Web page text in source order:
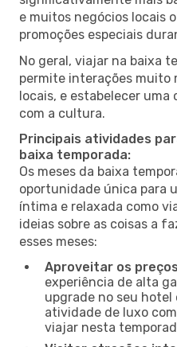
e muitos negócios locais
promoções especiais
No geral, viajar na baixa
permite interações muito
locais, e estabelecer
com a cultura.
Principais atividades
baixa temporada:
Os meses da baixa
oportunidade única para
íntima e relaxada como
ideias sobre as coisas a
esses meses:
Aproveitar os
experiência de alta
upgrade no seu
atividade de luxo
viajar nesta